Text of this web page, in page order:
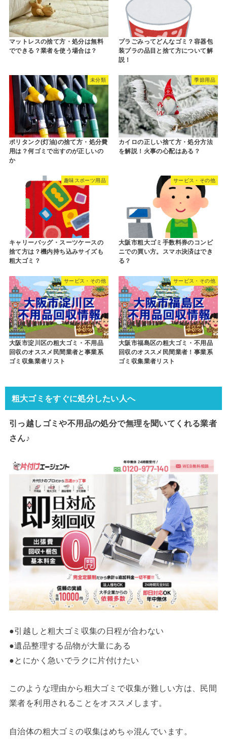
マットレスの捨て方・処分は無料
でできる？業者を使う場合は？
プラごみってどんなゴミ？容器包
装プラの品目と捨て方について解
説！
未分類
ポリタンク(灯油)の捨て方・処分費
用は？何ゴミで出すのが正しいの
か
季節用品
カイロの正しい捨て方・処分方法
を解説！火事の心配はある？
趣味スポーツ用品
キャリーバッグ・スーツケースの
捨て方は？機内持ち込みサイズも
粗大ゴミ？
サービス・その他
大阪市粗大ゴミ手数料券のコンビ
ニでの買い方。スマホ決済はでき
る？
サービス・その他
大阪市淀川区の粗大ゴミ・不用品
回収のオススメ民間業者と事業系
ゴミ収集業者リスト
サービス・その他
大阪市福島区の粗大ゴミ・不用品
回収のオススメ民間業者！事業系
ゴミ収集業者リスト
粗大ゴミをすぐに処分したい人へ
引っ越しゴミや不用品の処分で無理を聞いてくれる業者
さん♪
●引越しと粗大ゴミ収集の日程が合わない
●遺品整理する品物が大量にある
●とにかく急いでラクに片付けたい
このような理由から粗大ゴミで収集が難しい方は、民間
業者を利用されることをオススメします。
自治体の粗大ゴミの収集はめちゃ混んでいます。